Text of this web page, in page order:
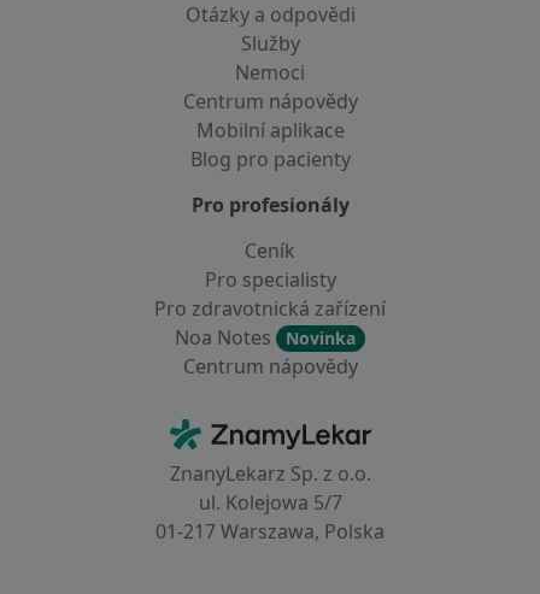
Otázky a odpovědi
Služby
Nemoci
Centrum nápovědy
Mobilní aplikace
Blog pro pacienty
Pro profesionály
Ceník
Pro specialisty
Pro zdravotnická zařízení
Noa Notes
Novinka
Centrum nápovědy
ZnamyLekar - Hlavní stránka
ZnanyLekarz Sp. z o.o.
ul. Kolejowa 5/7
01-217 Warszawa, Polska